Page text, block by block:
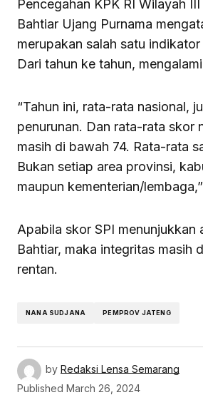
Pencegahan KPK RI Wilayah III
Bahtiar Ujang Purnama
merupakan salah satu
Dari tahun ke tahun,
“Tahun ini, rata-rata nasional,
penurunan. Dan rata-rata skor
masih di bawah 74. Rata-rata
Bukan setiap area provinsi,
maupun kementerian/
Apabila skor SPI menunjukkan
Bahtiar, maka integritas masih
rentan.
NANA SUDJANA PEMPROV JATENG
by Redaksi Lensa Semarang
Published March 26, 2024